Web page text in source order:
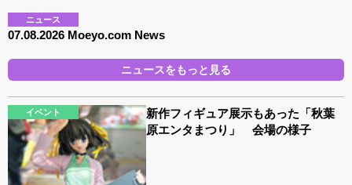
ニュース
07.08.2026 Moeyo.com News
ニュースをもっと見る
イベント
新作フィギュア展示もあった「秋葉
原エンタまつり」 会場の様子